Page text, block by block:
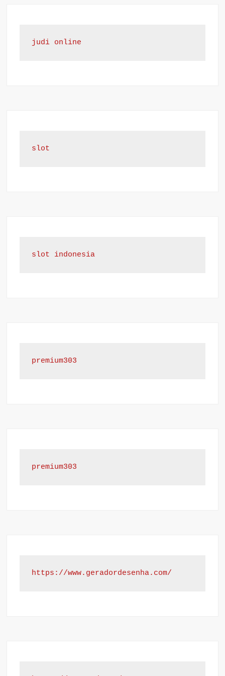
judi online
slot
slot indonesia
premium303
premium303
https://www.geradordesenha.com/